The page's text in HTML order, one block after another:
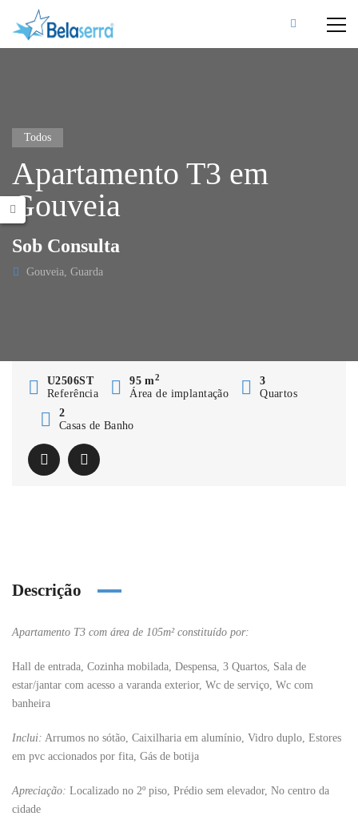
Todos
Apartamento T3 em
Gouveia
Sob Consulta
Gouveia, Guarda
U2506ST
Referência
95 m2
Área de implantação
3
Quartos
2
Casas de Banho
Descrição
Apartamento T3 com área de 105m² constituído por:
Hall de entrada, Cozinha mobilada, Despensa, 3 Quartos, Sala de
estar/jantar com acesso a varanda exterior, Wc de serviço, Wc com
banheira
Inclui: Arrumos no sótão, Caixilharia em alumínio, Vidro duplo, Estores
em pvc accionados por fita, Gás de botija
Apreciação: Localizado no 2º piso, Prédio sem elevador, No centro da
cidade